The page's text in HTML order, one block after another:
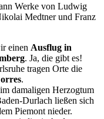
Werke von Ludwig
Medtner und Franz
einen Ausflug in
. Ja, die gibt es!
tragen Orte die
.
damaligen Herzogtum
Durlach ließen sich
Piemont nieder.